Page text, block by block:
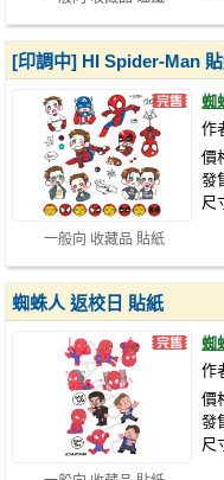
一般向 收藏品 貼紙
[印調中] HI Spider-Man
蜘
作
價
發
尺
蜘蛛人 返校日 貼紙
蜘
作
價
發
尺